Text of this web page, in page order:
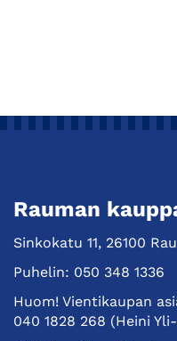
Rauman
Sinkokatu 11, 26100
Puhelin: 050 348 1336
Huom! Vientikaupan
040 1828 268 (Heini